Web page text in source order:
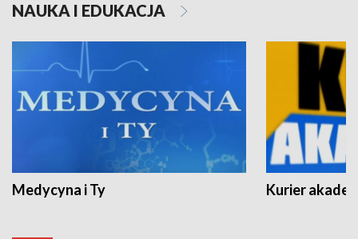
NAUKA I EDUKACJA
Medycyna i Ty Kurier